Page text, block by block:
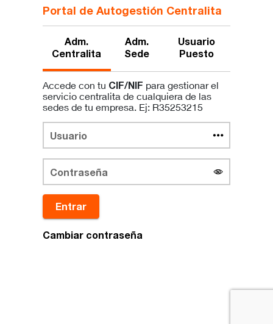
Portal de Autogestión Centralita
Adm.
Centralita
Adm.
Sede
Usuario
Puesto
Accede con tu CIF/NIF para gestionar el
servicio centralita de cualquiera de las
sedes de tu empresa. Ej: R35253215
Entrar
Cambiar contraseña